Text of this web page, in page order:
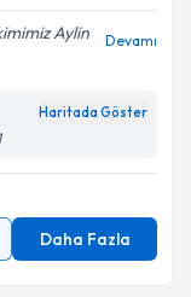
Aylin
Devamı
Haritada Göster
Daha Fazla